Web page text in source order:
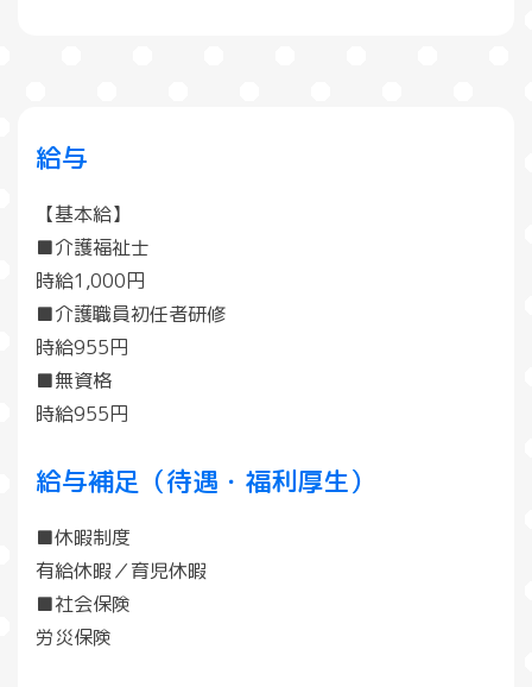
給与
【基本給】
■介護福祉士
時給1,000円
■介護職員初任者研修
時給955円
■無資格
時給955円
給与補足（待遇・福利厚生）
■休暇制度
有給休暇／育児休暇
■社会保険
労災保険